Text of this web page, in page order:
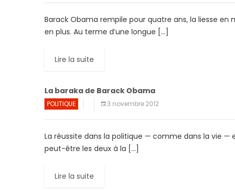
Barack Obama rempile pour quatre ans, la liesse en
en plus. Au terme d’une longue […]
Lire la suite
La baraka de Barack Obama
POLITIQUE 3 novembre 2012
La réussite dans la politique — comme dans la vie
peut-être les deux à la […]
Lire la suite